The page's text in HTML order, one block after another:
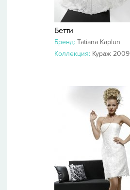
Бетти
Бренд: Tatiana Kaplun
Коллекция: Кураж 2009